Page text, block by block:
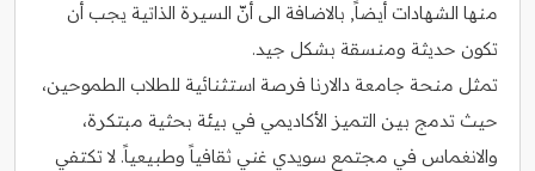
منها الشهادات أيضاً, بالاضافة الى أنّ السيرة الذاتية يجب أن
تكون حديثة ومنسقة بشكل جيد.
تمثل منحة جامعة دالارنا فرصة استثنائية للطلاب الطموحين،
حيث تدمج بين التميز الأكاديمي في بيئة بحثية مبتكرة،
والانغماس في مجتمع سويدي غني ثقافياً وطبيعياً. لا تكتفي